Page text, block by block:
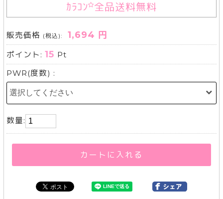
ｶﾗｺﾝ 全品送料無料
販売価格 (税込): 1,694 円
ポイント:15 Pt
PWR(度数) :
数量:
カートに入れる